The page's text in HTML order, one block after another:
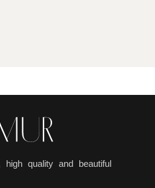
high quality and beautiful